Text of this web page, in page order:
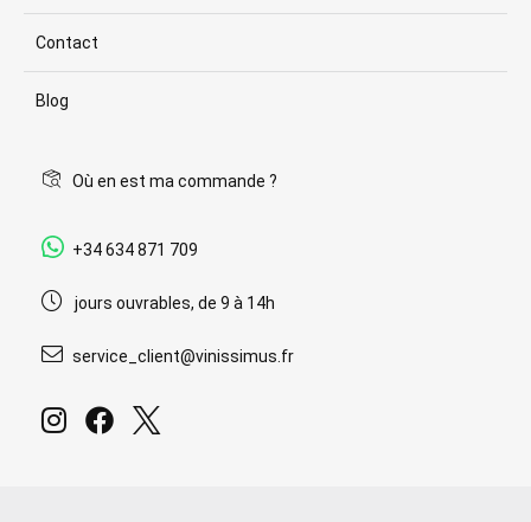
Contact
Blog
Où en est ma commande ?
+34 634 871 709
jours ouvrables, de 9 à 14h
service_client@vinissimus.fr